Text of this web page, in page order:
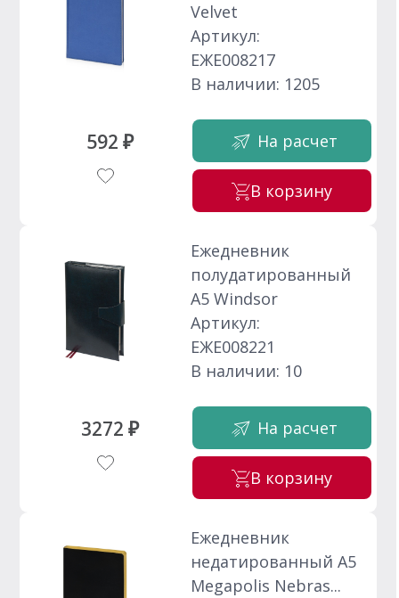
592 ₽
Velvet
Артикул:
ЕЖЕ008217
В наличии: 1205
На расчет
В корзину
3272 ₽
Ежедневник
полудатированный
А5 Windsor
Артикул:
ЕЖЕ008221
В наличии: 10
На расчет
В корзину
Ежедневник
недатированный А5
Megapolis Nebras...